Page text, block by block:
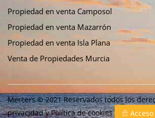
Propiedad en venta Camposol
Propiedad en venta Mazarrón
Propiedad en venta Isla Plana
Venta de Propiedades Murcia
Mercers © 2021 Reservados todos los
privacidadyPolítica de cookies Acceso